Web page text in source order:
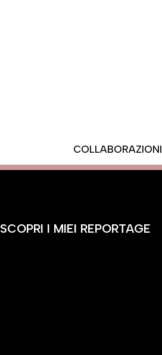
COLLABORAZIONI
SCOPRI I MIEI REPORTAGE